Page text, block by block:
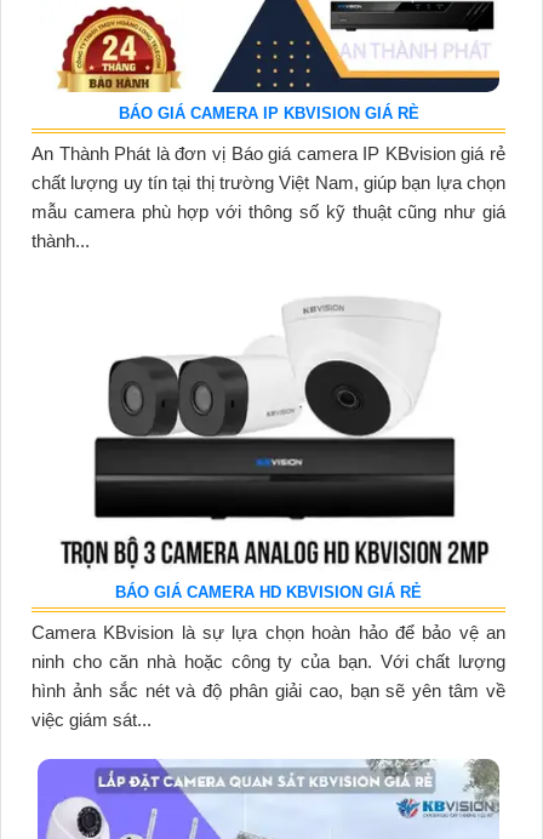
BÁO GIÁ CAMERA IP KBVISION GIÁ RÈ
An Thành Phát là đơn vị Báo giá camera IP KBvision giá rẻ
chất lượng uy tín tại thị trường Việt Nam, giúp bạn lựa chọn
mẫu camera phù hợp với thông số kỹ thuật cũng như giá
thành...
BÁO GIÁ CAMERA HD KBVISION GIÁ RẺ
Camera KBvision là sự lựa chọn hoàn hảo để bảo vệ an
ninh cho căn nhà hoặc công ty của bạn. Với chất lượng
hình ảnh sắc nét và độ phân giải cao, bạn sẽ yên tâm về
việc giám sát...